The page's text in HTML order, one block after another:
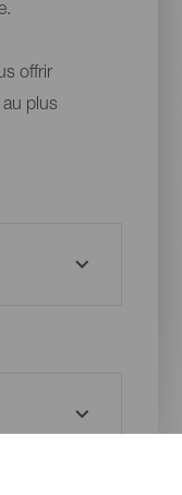
offrir
au plus